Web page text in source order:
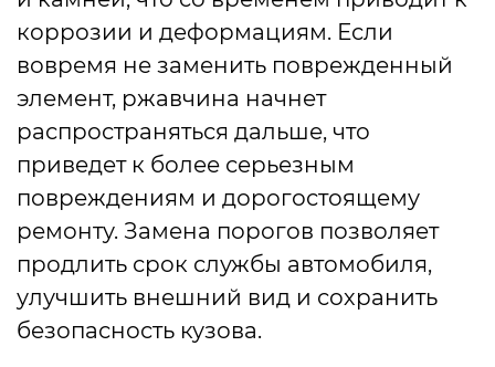
коррозии и деформациям. Если
вовремя не заменить поврежденный
элемент, ржавчина начнет
распространяться дальше, что
приведет к более серьезным
повреждениям и дорогостоящему
ремонту. Замена порогов позволяет
продлить срок службы автомобиля,
улучшить внешний вид и сохранить
безопасность кузова.